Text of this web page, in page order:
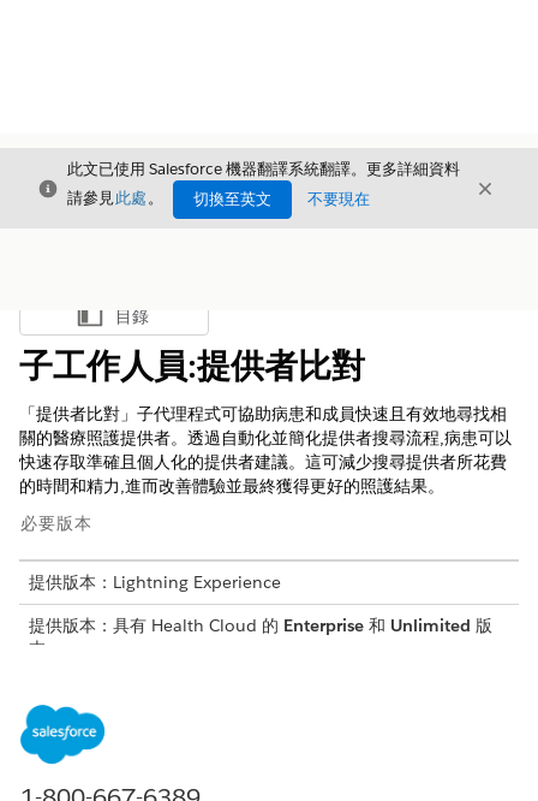
結束
此文已使用 Salesforce 機器翻譯系統翻譯。更多詳細資料
請參見此處。 切換至英文 不要現在 結束
顯示目錄
目錄
子工作人員:提供者比對
「提供者比對」子代理程式可協助病患和成員快速且有效地尋找相
關的醫療照護提供者。透過自動化並簡化提供者搜尋流程,病患可以
快速存取準確且個人化的提供者建議。這可減少搜尋提供者所花費
的時間和精力,進而改善體驗並最終獲得更好的照護結果。
必要版本
提供版本：Lightning Experience
提供版本：具有 Health Cloud 的 Enterprise 和 Unlimited 版
本。
子工作人員詳細資料
API 名稱